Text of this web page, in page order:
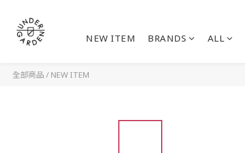
NEW ITEM BRANDS ALL
全部商品 / NEW ITEM